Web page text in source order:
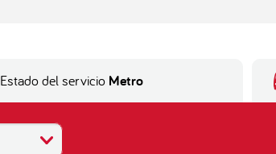
Estado del servicio Metro